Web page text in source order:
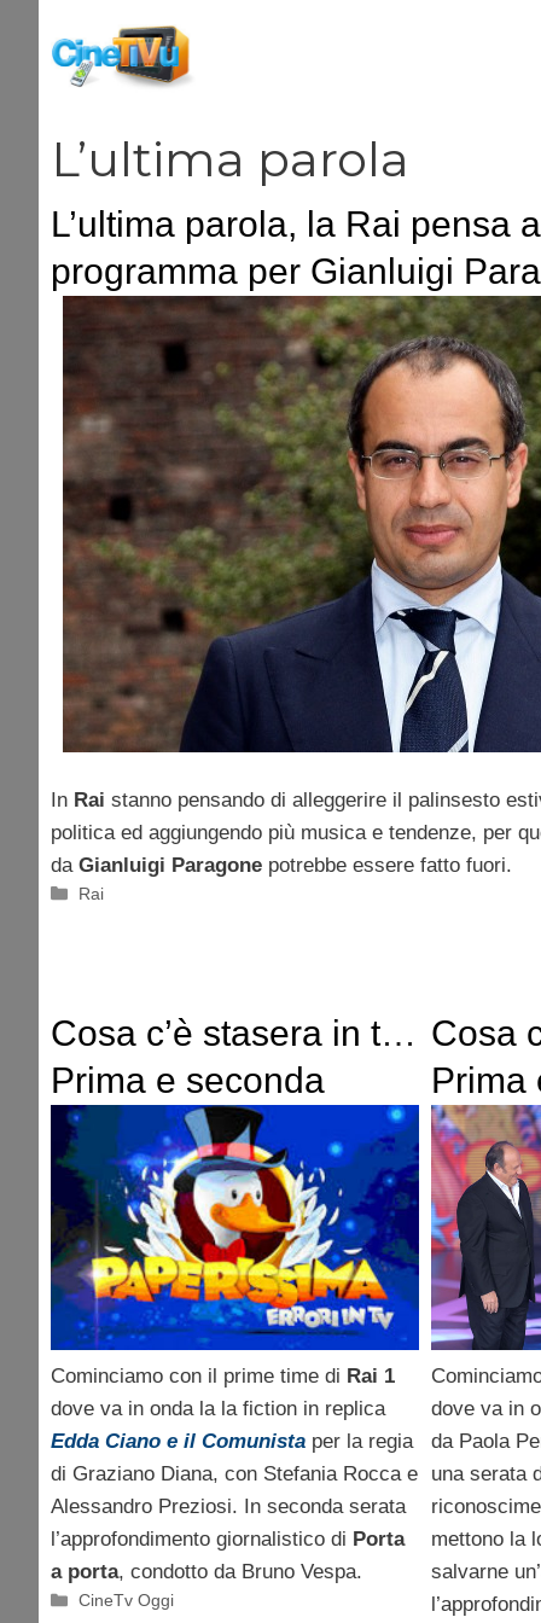
contenuto
L’ultima parola
L’ultima parola, la Rai pensa
programma per Gianluigi
In Rai stanno pensando di alleggerire il palinsesto
politica ed aggiungendo più musica e tendenze, per
da Gianluigi Paragone potrebbe essere fatto fuori.
Categorie
Rai
Cosa c’è stasera in tv?
Prima e seconda
serata di venerdì 19
aprile 2013
Cominciamo con il prime time di Rai 1
dove va in onda la la fiction in replica
Edda Ciano e il Comunista per la regia
di Graziano Diana, con Stefania Rocca e
Alessandro Preziosi. In seconda serata
l’approfondimento giornalistico di Porta
a porta, condotto da Bruno Vespa.
Categorie
CineTv Oggi
Cosa
Prima
serata
aprile
dove va in
da Paola
una serata
mettono la
salvarne